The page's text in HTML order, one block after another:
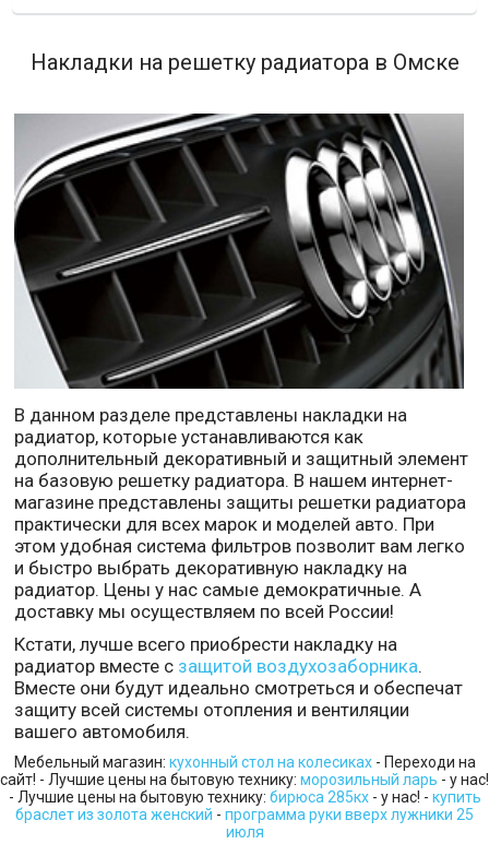
Накладки на решетку радиатора в Омске
В данном разделе представлены накладки на
радиатор, которые устанавливаются как
дополнительный декоративный и защитный элемент
на базовую решетку радиатора. В нашем интернет-
магазине представлены защиты решетки радиатора
практически для всех марок и моделей авто. При
этом удобная система фильтров позволит вам легко
и быстро выбрать декоративную накладку на
радиатор. Цены у нас самые демократичные. А
доставку мы осуществляем по всей России!
Кстати, лучше всего приобрести накладку на
радиатор вместе с защитой воздухозаборника.
Вместе они будут идеально смотреться и обеспечат
защиту всей системы отопления и вентиляции
вашего автомобиля.
Мебельный магазин: кухонный стол на колесиках- Переходи на
сайт! - Лучшие цены на бытовую технику: морозильный ларь - у нас!
- Лучшие цены на бытовую технику: бирюса 285кх- у нас! - купить
браслет из золота женский - программа руки вверх лужники 25
июля